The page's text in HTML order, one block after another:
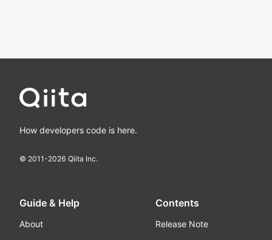
How developers code is here.
© 2011-2026 Qiita Inc.
Guide & Help
About
Contents
Release Note